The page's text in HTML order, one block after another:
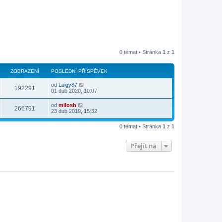
0 témat • Stránka 1 z 1
ZOBRAZENÍ POSLEDNÍ PŘÍSPĚVEK
192291 od Luigy87
01 dub 2020, 10:07
266791 od milosh
23 dub 2019, 15:32
0 témat • Stránka 1 z 1
Přejít na